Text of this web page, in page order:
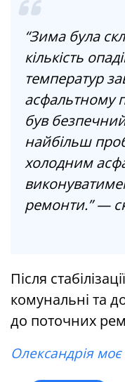
“Зима була
кількість
температур
асфальтному
був
найбільш
холодним
ремонти.” —
Після
комунальні та
до поточних
Олександрія моє